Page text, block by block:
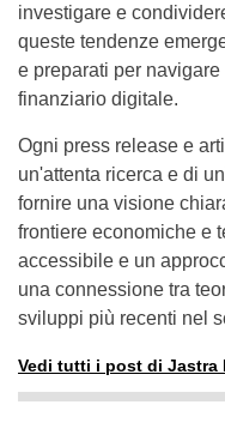
investigare e
queste tendenze
e preparati per
finanziario digitale.
Ogni press release e
un'attenta ricerca e di
fornire una visione
frontiere economiche e
accessibile e un
una connessione tra
sviluppi più recenti nel
Vedi tutti i post di Jastra